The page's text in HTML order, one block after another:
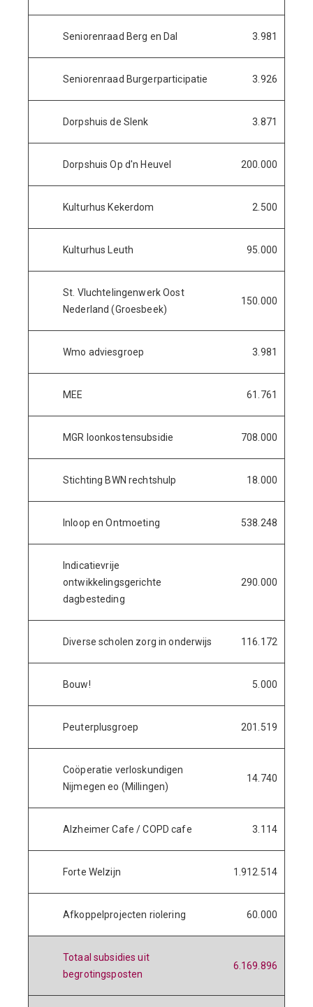
Seniorenraad Berg en Dal 3.981
Seniorenraad Burgerparticipatie 3.926
Dorpshuis de Slenk 3.871
Dorpshuis Op d'n Heuvel 200.000
Kulturhus Kekerdom 2.500
Kulturhus Leuth 95.000
St. Vluchtelingenwerk Oost
Nederland (Groesbeek)
150.000
Wmo adviesgroep 3.981
MEE 61.761
MGR loonkostensubsidie 708.000
Stichting BWN rechtshulp 18.000
Inloop en Ontmoeting 538.248
Indicatievrije
ontwikkelingsgerichte
dagbesteding
290.000
Diverse scholen zorg in onderwijs 116.172
Bouw! 5.000
Peuterplusgroep 201.519
Coöperatie verloskundigen
Nijmegen eo (Millingen)
14.740
Alzheimer Cafe / COPD cafe 3.114
Forte Welzijn 1.912.514
Afkoppelprojecten riolering 60.000
Totaal subsidies uit
begrotingsposten
6.169.896